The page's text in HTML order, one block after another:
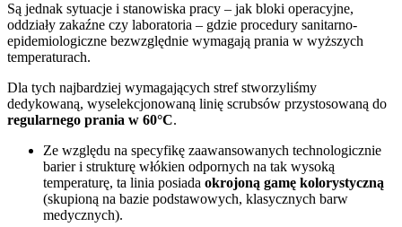
Są jednak sytuacje i stanowiska pracy – jak bloki operacyjne,
oddziały zakaźne czy laboratoria – gdzie procedury sanitarno-
epidemiologiczne bezwzględnie wymagają prania w wyższych
temperaturach.
Dla tych najbardziej wymagających stref stworzyliśmy
dedykowaną, wyselekcjonowaną linię scrubsów przystosowaną do
regularnego prania w 60°C.
Ze względu na specyfikę zaawansowanych technologicznie
barier i strukturę włókien odpornych na tak wysoką
temperaturę, ta linia posiada okrojoną gamę kolorystyczną
(skupioną na bazie podstawowych, klasycznych barw
medycznych).